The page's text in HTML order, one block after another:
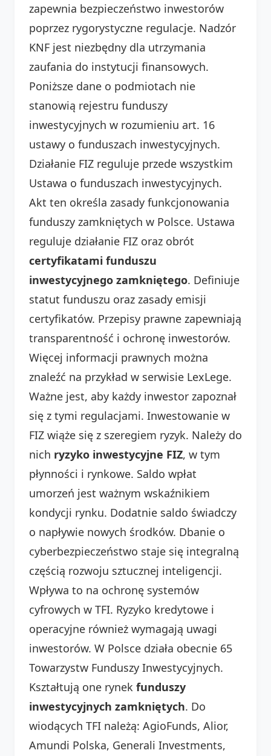
zapewnia bezpieczeństwo inwestorów
poprzez rygorystyczne regulacje. Nadzór
KNF jest niezbędny dla utrzymania
zaufania do instytucji finansowych.
Poniższe dane o podmiotach nie
stanowią rejestru funduszy
inwestycyjnych w rozumieniu art. 16
ustawy o funduszach inwestycyjnych.
Działanie FIZ reguluje przede wszystkim
Ustawa o funduszach inwestycyjnych.
Akt ten określa zasady funkcjonowania
funduszy zamkniętych w Polsce. Ustawa
reguluje działanie FIZ oraz obrót
certyfikatami funduszu
inwestycyjnego zamkniętego. Definiuje
statut funduszu oraz zasady emisji
certyfikatów. Przepisy prawne zapewniają
transparentność i ochronę inwestorów.
Więcej informacji prawnych można
znaleźć na przykład w serwisie LexLege.
Ważne jest, aby każdy inwestor zapoznał
się z tymi regulacjami. Inwestowanie w
FIZ wiąże się z szeregiem ryzyk. Należy do
nich ryzyko inwestycyjne FIZ, w tym
płynności i rynkowe. Saldo wpłat
umorzeń jest ważnym wskaźnikiem
kondycji rynku. Dodatnie saldo świadczy
o napływie nowych środków. Dbanie o
cyberbezpieczeństwo staje się integralną
częścią rozwoju sztucznej inteligencji.
Wpływa to na ochronę systemów
cyfrowych w TFI. Ryzyko kredytowe i
operacyjne również wymagają uwagi
inwestorów. W Polsce działa obecnie 65
Towarzystw Funduszy Inwestycyjnych.
Kształtują one rynek funduszy
inwestycyjnych zamkniętych. Do
wiodących TFI należą: AgioFunds, Alior,
Amundi Polska, Generali Investments,